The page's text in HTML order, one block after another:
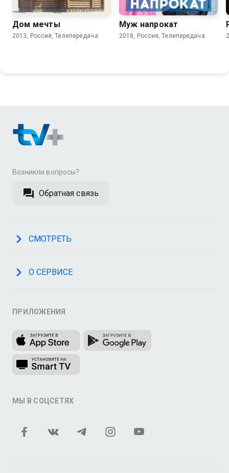
Дом мечты
2013, Россия, Телепередача
Муж напрокат
2018, Россия, Телепередача
Возникли вопросы?
Обратная связь
СМОТРЕТЬ
О СЕРВИСЕ
ПРИЛОЖЕНИЯ
МЫ В СОЦСЕТЯХ